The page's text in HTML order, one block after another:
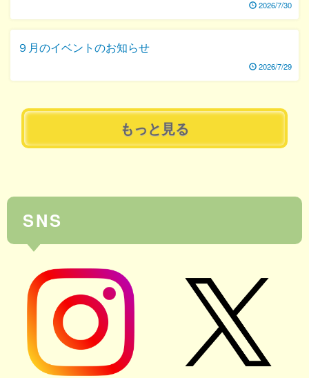
2026/7/30
９月のイベントのお知らせ
2026/7/29
もっと見る
SNS